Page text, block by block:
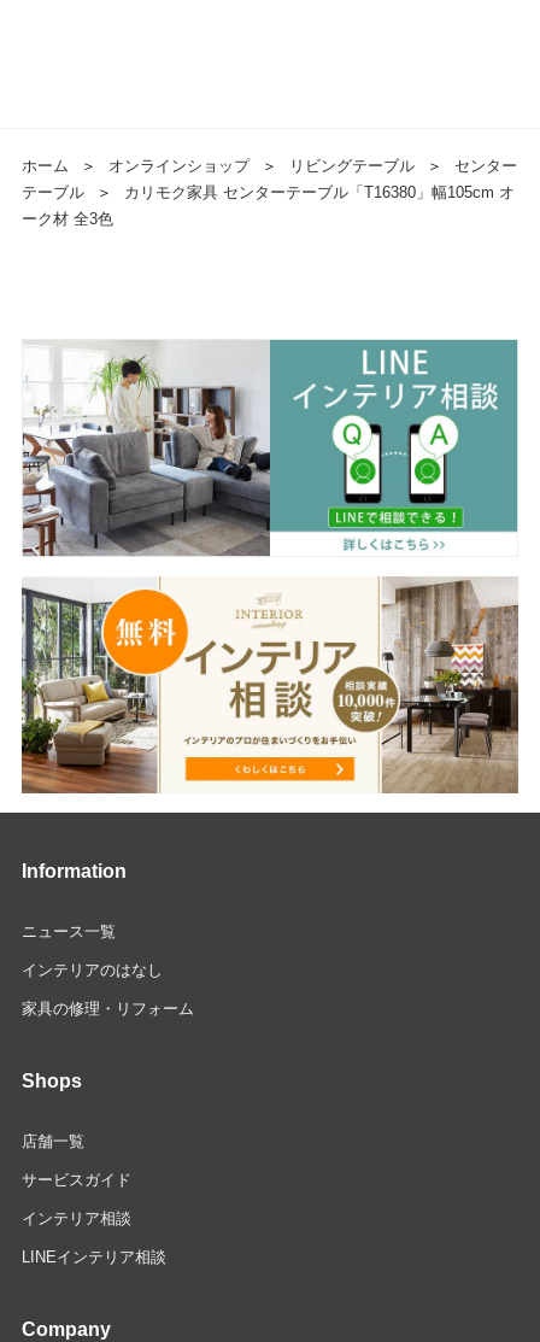
ホーム ＞ オンラインショップ ＞ リビングテーブル ＞
センター
テーブル
＞
カリモク家具 センターテーブル「T16380」幅105cm オ
ーク材 全3色
Information
ニュース一覧
インテリアのはなし
家具の修理・リフォーム
Shops
店舗一覧
サービスガイド
インテリア相談
LINEインテリア相談
Company